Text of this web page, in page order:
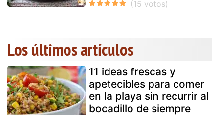
Los últimos artículos
11 ideas frescas y
apetecibles para comer
en la playa sin recurrir al
bocadillo de siempre